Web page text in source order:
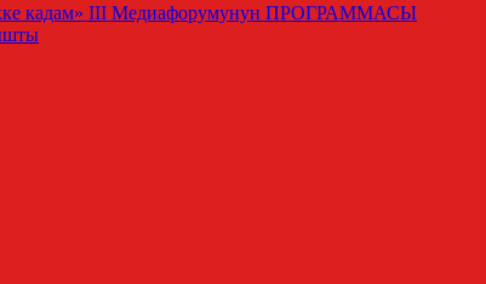
кадам» III Медиафорумунун ПРОГРАММАСЫ